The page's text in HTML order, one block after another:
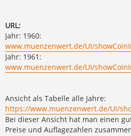
URL:
Jahr: 1960:
www.muenzenwert.de/UI/
Jahr: 1961:
www.muenzenwert.de/UI/
Ansicht als Tabelle alle Jahre:
https://www.muenzenwert.de/UI/
Bei dieser Ansicht hat man einen
Preise und Auflagezahlen